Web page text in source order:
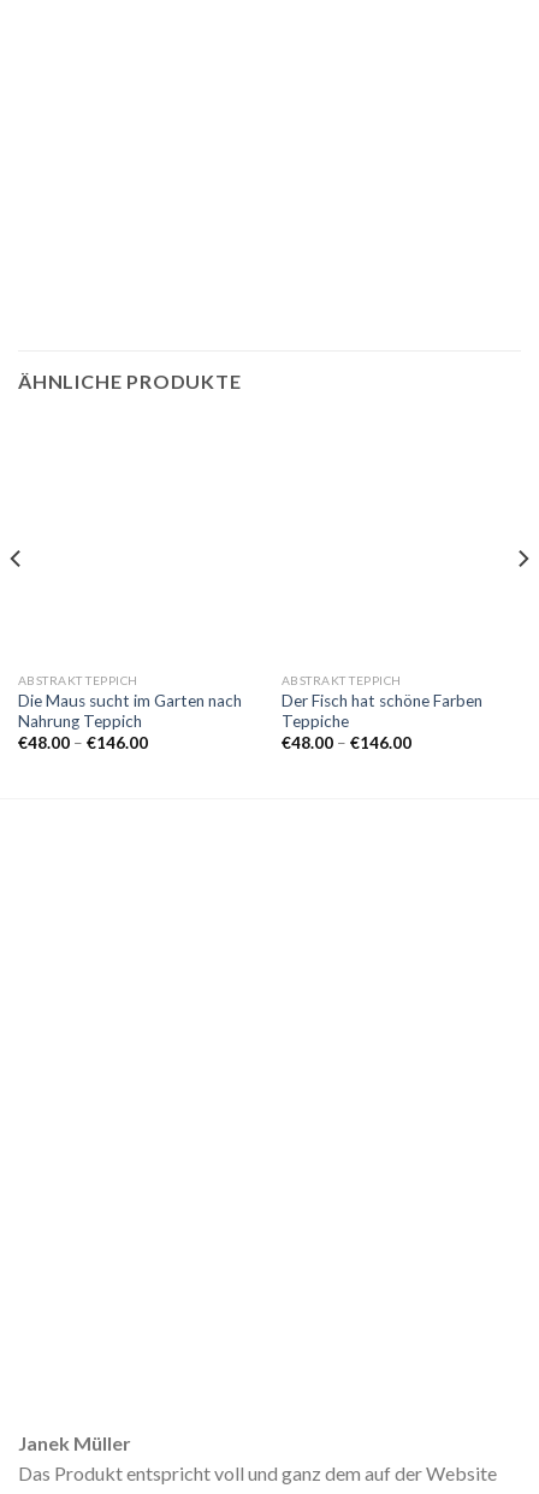
ÄHNLICHE PRODUKTE
ABSTRAKT TEPPICH
Die Maus sucht im Garten nach
Nahrung Teppich
€48.00 – €146.00Preisspanne:
ABSTRAKT TEPPICH
Der Fisch hat schöne Farben
Teppiche
€48.00 – €146.00Preisspanne:
Janek Müller
Das Produkt entspricht voll und ganz dem auf der Website